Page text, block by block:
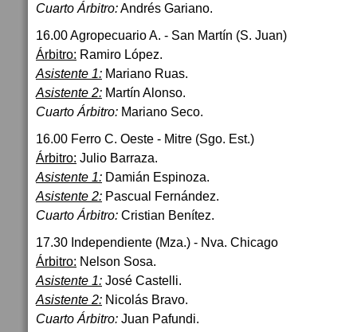
Cuarto Árbitro:Andrés Gariano.
16.00 Agropecuario A. - San Martín (S. Juan)
Árbitro: Ramiro López.
Asistente 1: Mariano Ruas.
Asistente 2: Martín Alonso.
Cuarto Árbitro: Mariano Seco.
16.00 Ferro C. Oeste - Mitre (Sgo. Est.)
Árbitro: Julio Barraza.
Asistente 1: Damián Espinoza.
Asistente 2: Pascual Fernández.
Cuarto Árbitro: Cristian Benítez.
17.30 Independiente (Mza.) - Nva. Chicago
Árbitro: Nelson Sosa.
Asistente 1: José Castelli.
Asistente 2: Nicolás Bravo.
Cuarto Árbitro: Juan Pafundi.